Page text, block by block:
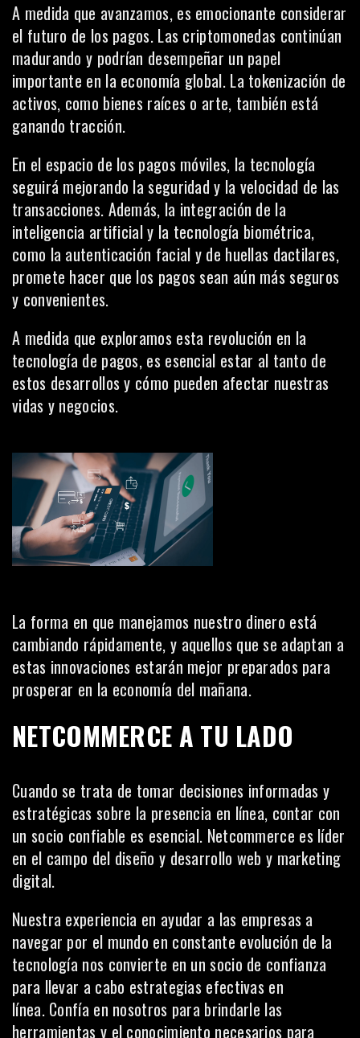
A medida que avanzamos, es emocionante considerar
el futuro de los pagos. Las criptomonedas continúan
madurando y podrían desempeñar un papel
importante en la economía global. La tokenización de
activos, como bienes raíces o arte, también está
ganando tracción.
En el espacio de los pagos móviles, la tecnología
seguirá mejorando laseguridad y la velocidad de las
transacciones. Además, la integración de la
inteligencia artificial y la tecnología biométrica,
como la autenticación facial y de huellas dactilares,
promete hacer que los pagos sean aún más seguros
y convenientes.
A medida que exploramos esta revolución en la
tecnología de pagos, es esencial estar al tanto de
estos desarrollos y cómo pueden afectar nuestras
vidas y negocios.
La forma en que manejamos nuestro dinero está
cambiando rápidamente, y aquellos que se adaptan a
estas innovaciones estarán mejor preparados para
prosperar en la economía del mañana.
NETCOMMERCE A TU LADO
Cuando se trata de tomar decisiones informadas y
estratégicas sobre la presencia en línea, contar con
un socio confiable es esencial. Netcommerce es líder
en el campo del diseño y desarrollo web y marketing
digital.
Nuestra experiencia en ayudar a las empresas a
navegar por el mundo en constante evolución de la
tecnología nos convierte en un socio de confianza
para llevar a cabo estrategias efectivas en
línea. Confía en nosotros para brindarle las
herramientas y el conocimiento necesarios para